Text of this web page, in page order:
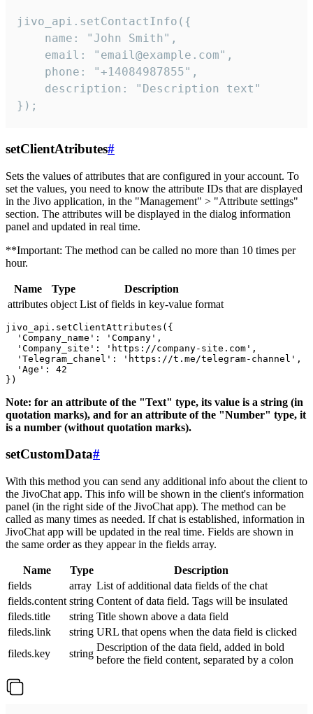
jivo_api.setContactInfo({
    name: "John Smith",
    email: "email@example.com",
    phone: "+14084987855",
    description: "Description text"
});
setClientAtributes#
Sets the values ​​of attributes that are configured in your account. To
set the values, you need to know the attribute IDs that are displayed
in the Jivo application, in the "Management" > "Attribute settings"
section. The attributes will be displayed in the dialog information
panel and updated in real time.
**Important: The method can be called no more than 10 times per
hour.
Name Type
Description
attributes object List of fields in key-value format
jivo_api.setClientAttributes({
  'Company_name': 'Company',
  'Company_site': 'https://company-site.com',
  'Telegram_chanel': 'https://t.me/telegram-channel',
  'Age': 42
Note: for an attribute of the "Text" type, its value is a string (in
quotation marks), and for an attribute of the "Number" type, it
is a number (without quotation marks).
setCustomData#
With this method you can send any additional info about the client to
the JivoChat app. This info will be shown in the client's information
panel (in the right side of the JivoChat app). The method can be
called as many times as needed. If chat is established, information in
JivoChat app will be updated in the real time. Fields are shown in
the same order as they appear in the fields array.
Name Type
Description
fields
array List of additional data fields of the chat
fields.content string Content of data field. Tags will be insulated
fileds.title
string Title shown above a data field
fileds.link
string URL that opens when the data field is clicked
fileds.key
string
Description of the data field, added in bold
before the field content, separated by a colon